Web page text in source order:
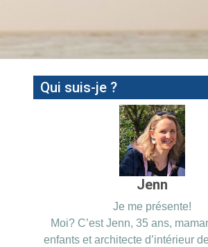
Qui suis-je ?
Jenn
Je me présente!
Moi? C’est Jenn, 35 ans,
enfants et architecte d’intérieur